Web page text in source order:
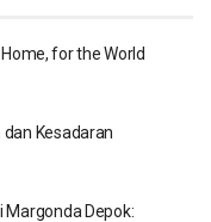
for the World
dan Kesadaran
Margonda Depok: